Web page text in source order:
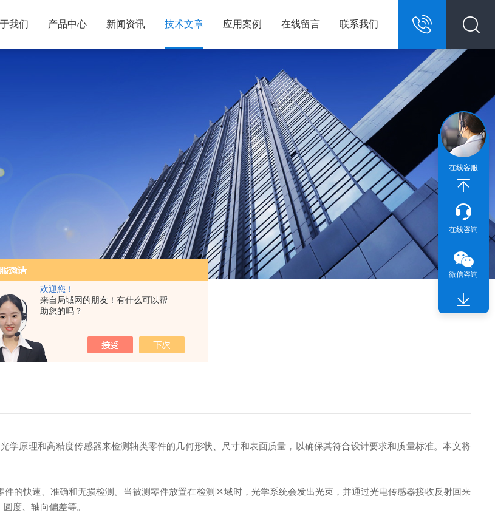
欢迎您！
来自局域网的朋友！有什么可以帮
助您的吗？
13967146609
我们 产品中心 新闻资讯 技术文章 应用案例 在线留言 联系我们
学原理和高精度传感器来检测轴类零件的几何形状、尺寸和表面质量，以确保其符合设计要求和质量标准。本文将
快速、准确和无损检测。当被测零件放置在检测区域时，光学系统会发出光束，并通过光电传感器接收反射回来
度、轴向偏差等。
在线客服
在线咨询
微信咨询